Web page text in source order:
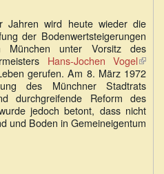
Jahren wird heute wieder die
der Bodenwertsteigerungen
unter Vorsitz des
Hans-Jochen Vogel(Link
ist
gerufen. Am 8. März 1972
des Münchner Stadtrats
durchgreifende Reform des
jedoch betont, dass nicht
und Boden in Gemeineigentum